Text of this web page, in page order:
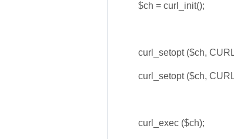
$ch = curl_init();
curl_setopt ($ch,
curl_setopt ($ch,
curl_exec ($ch);